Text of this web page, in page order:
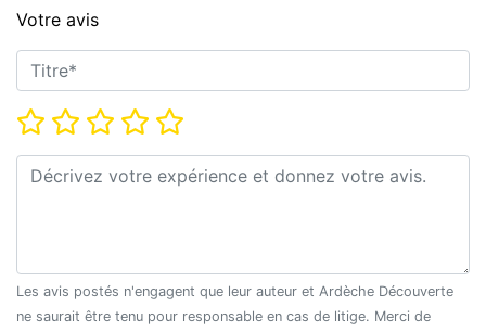
Votre avis
Titre*
Note*
Commentaire*
Les avis postés n'engagent que leur auteur et Ardèche Découverte
ne saurait être tenu pour responsable en cas de litige. Merci de